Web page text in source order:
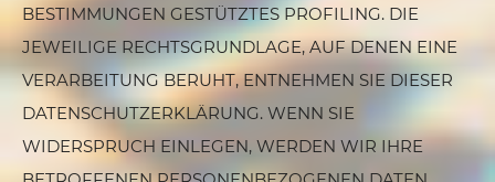
BESTIMMUNGEN GESTÜTZTES PROFILING. DIE
JEWEILIGE RECHTSGRUNDLAGE, AUF DENEN EINE
VERARBEITUNG BERUHT, ENTNEHMEN SIE DIESER
DATENSCHUTZERKLÄRUNG. WENN SIE
WIDERSPRUCH EINLEGEN, WERDEN WIR IHRE